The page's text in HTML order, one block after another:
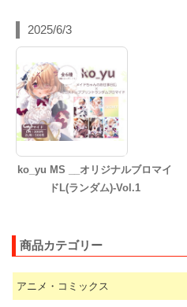
2025/6/3
ko_yu MS __オリジナルブロマイ
ドL(ランダム)-Vol.1
商品カテゴリー
アニメ・コミックス